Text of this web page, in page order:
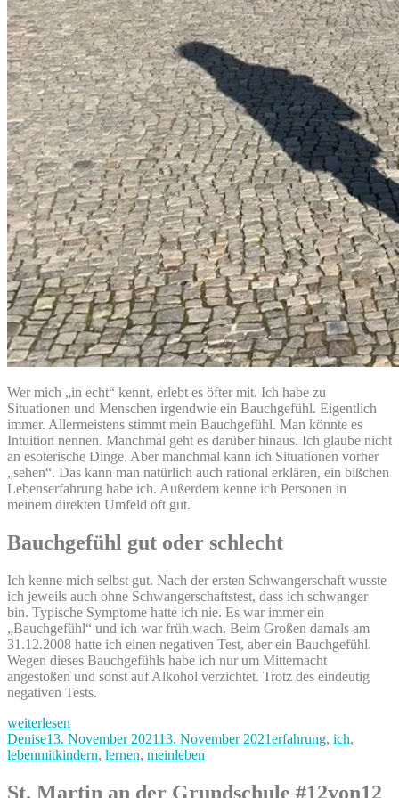
Wer mich „in echt“ kennt, erlebt es öfter mit. Ich habe zu
Situationen und Menschen irgendwie ein Bauchgefühl. Eigentlich
immer. Allermeistens stimmt mein Bauchgefühl. Man könnte es
Intuition nennen. Manchmal geht es darüber hinaus. Ich glaube nicht
an esoterische Dinge. Aber manchmal kann ich Situationen vorher
„sehen“. Das kann man natürlich auch rational erklären, ein bißchen
Lebenserfahrung habe ich. Außerdem kenne ich Personen in
meinem direkten Umfeld oft gut.
Bauchgefühl gut oder schlecht
Ich kenne mich selbst gut. Nach der ersten Schwangerschaft wusste
ich jeweils auch ohne Schwangerschaftstest, dass ich schwanger
bin. Typische Symptome hatte ich nie. Es war immer ein
„Bauchgefühl“ und ich war früh wach. Beim Großen damals am
31.12.2008 hatte ich einen negativen Test, aber ein Bauchgefühl.
Wegen dieses Bauchgefühls habe ich nur um Mitternacht
angestoßen und sonst auf Alkohol verzichtet. Trotz des eindeutig
negativen Tests.
„Bauchgefühl
–
es
Kindern
weiterlesen
Autor
DeniseVeröffentlicht
am
13. November 202113. November 2021Kategorien
erfahrung, ich,
lebenmitkindern, lernen, meinleben
St. Martin an der Grundschule #12von12